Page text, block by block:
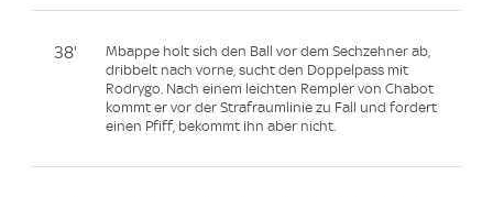
38'
Mbappe holt sich den Ball vor dem Sechzehner ab,
dribbelt nach vorne, sucht den Doppelpass mit
Rodrygo. Nach einem leichten Rempler von Chabot
kommt er vor der Strafraumlinie zu Fall und fordert
einen Pfiff, bekommt ihn aber nicht.